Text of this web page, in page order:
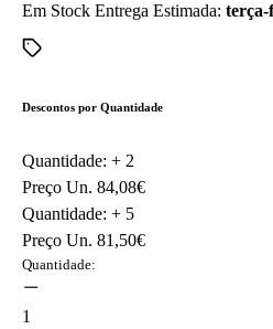
Em Stock Entrega Estimada: terça-
Descontos por Quantidade
Quantidade: + 2
Preço Un. 84,08€
Quantidade: + 5
Preço Un. 81,50€
Quantidade:
1